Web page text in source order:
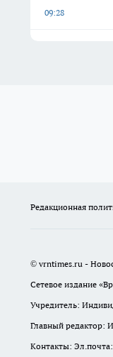
09:28
Редакционная
© vrntimes.ru -
Сетевое издание
Учредитель:
Главный редактор:
Контакты: